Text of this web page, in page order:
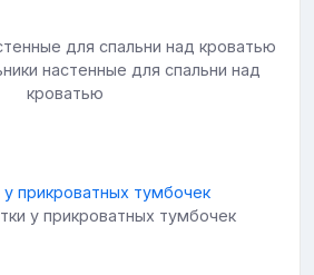
настенные для спальни над
кроватью
у прикроватных тумбочек